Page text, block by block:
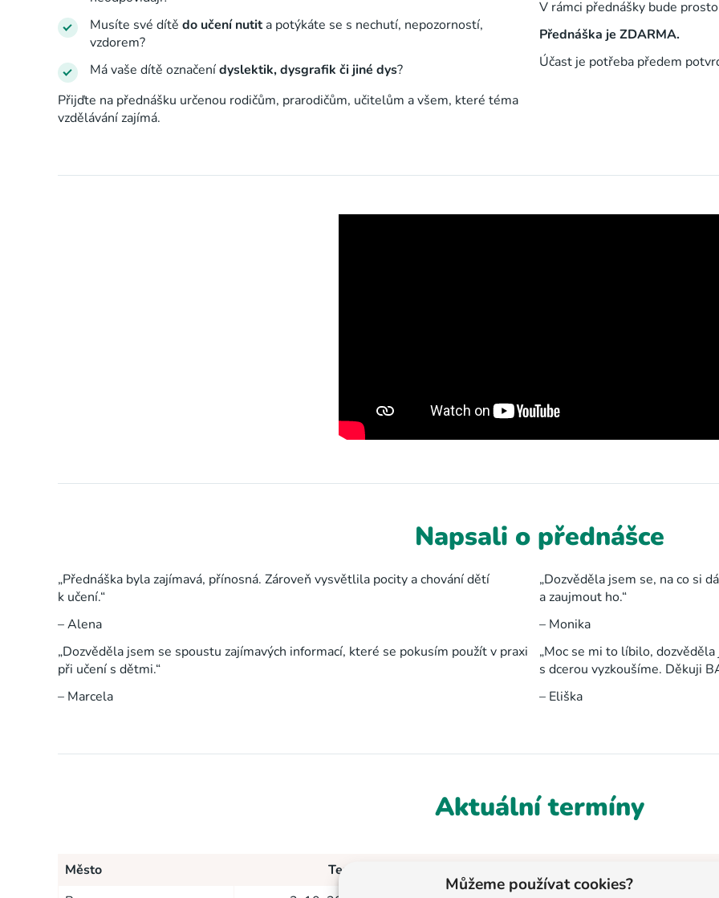
Můžeme používat cookies?
Musíte své dítě do učení nutita potýkáte se s nechutí, nepozorností,
vzdorem?
Má vaše dítě označenídyslektik, dysgrafik či jiné dys?
Přijďte na přednášku určenou rodičům, prarodičům, učitelům a všem, které téma
vzdělávání zajímá.
V rámci přednášky bude
Přednáška je ZDARMA.
Účast je potřeba předem
Napsali o přednášce
„Přednáška byla zajímavá, přínosná. Zároveň vysvětlila pocity a chování dětí
k učení.“
– Alena
„Dozvěděla jsem se spoustu zajímavých informací, které se pokusím použít v praxi
při učení s dětmi.“
– Marcela
„Dozvěděla jsem se, na co si
a zaujmout ho.“
– Monika
„Moc se mi to líbilo,
s dcerou vyzkoušíme. Děkuji
– Eliška
Aktuální termíny
Město Termín